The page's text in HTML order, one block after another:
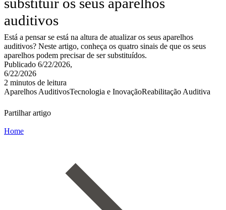
auditivos
Está a pensar se está na altura de atualizar os seus aparelhos
auditivos? Neste artigo, conheça os quatro sinais de que os seus
aparelhos podem precisar de ser substituídos.
Publicado 6/22/2026,
6/22/2026
2 minutos de leitura
Aparelhos AuditivosTecnologia e InovaçãoReabilitação Auditiva
Partilhar artigo
Home